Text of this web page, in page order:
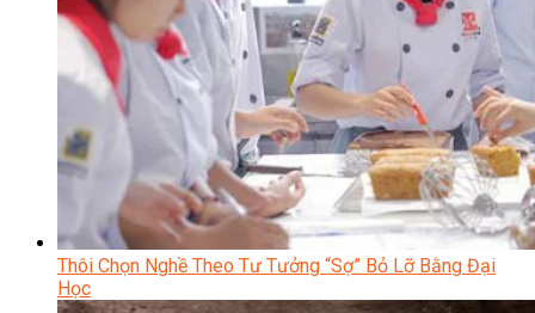
Thôi Chọn Nghề Theo Tư Tưởng “Sợ” Bỏ Lỡ Bằng Đại
Học